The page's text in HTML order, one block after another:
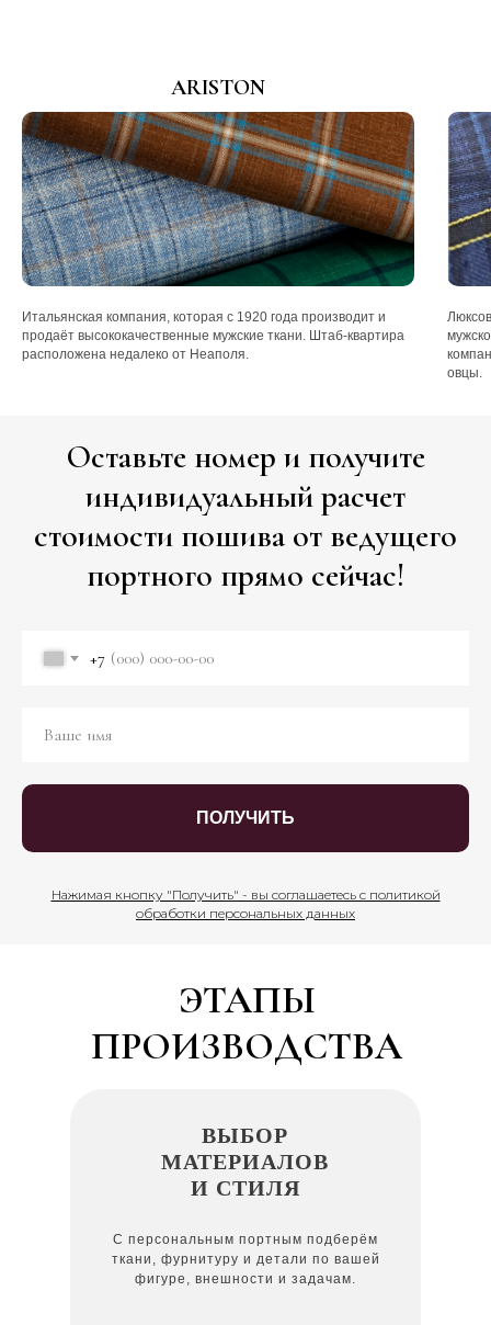
ARISTON
Итальянская компания, которая с 1920 года производит и
продаёт высококачественные мужские ткани. Штаб-квартира
расположена недалеко от Неаполя.
овцы.
Оставьте номер и получите
индивидуальный расчет
стоимости пошива от ведущего
портного прямо сейчас!
+7
ПОЛУЧИТЬ
Нажимая кнопку "Получить" - вы соглашаетесь с политикой
обработки персональных данных
С персональным портным подберём
ткани, фурнитуру и детали по вашей
фигуре, внешности и задачам.
ВЫБОР
МАТЕРИАЛОВ
И СТИЛЯ
ЭТАПЫ
ПРОИЗВОДСТВА